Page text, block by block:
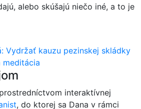
alebo skúšajú niečo iné, a to je
Vydržať kauzu pezinskej skládky
meditácia
interaktívnej
, do ktorej sa Dana v rámci